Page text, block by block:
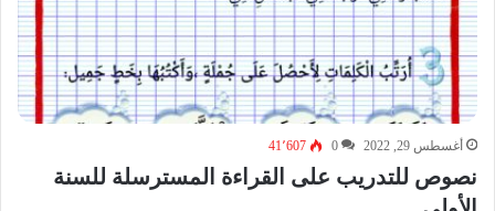
أغسطس 29, 2022 0 41٬607
نصوص للتدريب على القراءة المسترسلة للسنة